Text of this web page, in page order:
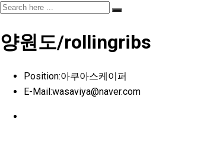
양원도/rollingribs
Position:아쿠아스케이퍼
E-Mail:wasaviya@naver.com